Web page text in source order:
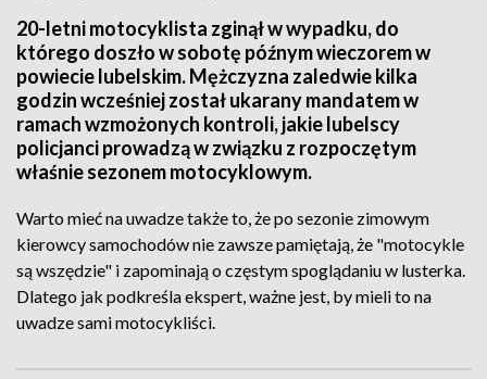
20-letni motocyklista zginął w wypadku, do
którego doszło w sobotę późnym wieczorem w
powiecie lubelskim. Mężczyzna zaledwie kilka
godzin wcześniej został ukarany mandatem w
ramach wzmożonych kontroli, jakie lubelscy
policjanci prowadzą w związku z rozpoczętym
właśnie sezonem motocyklowym.
Warto mieć na uwadze także to, że po sezonie zimowym
kierowcy samochodów nie zawsze pamiętają, że "motocykle
są wszędzie" i zapominają o częstym spoglądaniu w lusterka.
Dlatego jak podkreśla ekspert, ważne jest, by mieli to na
uwadze sami motocykliści.